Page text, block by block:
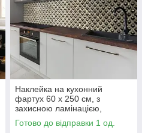
Наклейка на кухонний
фартух 60 х 250 см, з
захисною ламінацією,
шипована текстура
Готово до відправки 1 од.